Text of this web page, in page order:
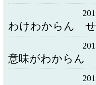
わけわからん せ
意味がわからん